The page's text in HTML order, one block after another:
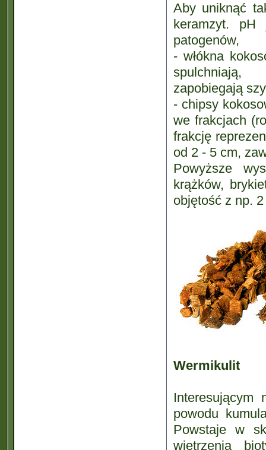
Aby uniknąć
keramzyt.
patogenów,
- włókna
spulchniają,
zapobiegają
- chipsy
we frakcjach
frakcję
od 2 - 5 cm,
Powyższe
krążków,
objętość z np.
Wermikulit
Interesującym
powodu
Powstaje w
wietrzenia